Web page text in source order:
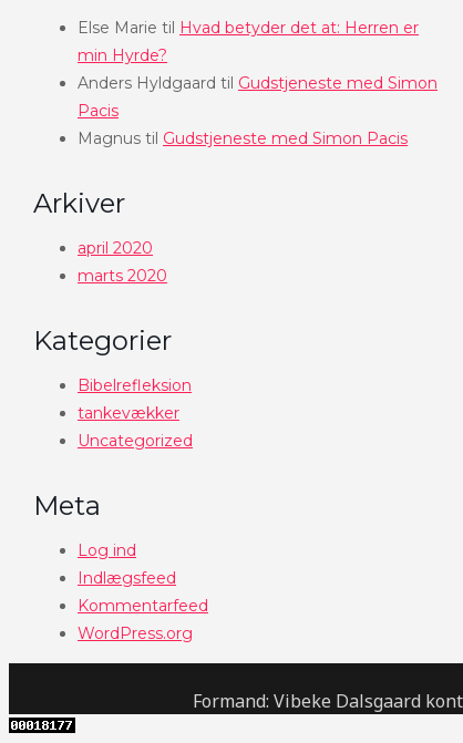
Else Marie til Hvad betyder det at: Herren er
min Hyrde?
Anders Hyldgaard til Gudstjeneste med Simon
Pacis
Magnus til Gudstjeneste med Simon Pacis
Arkiver
april 2020
marts 2020
Kategorier
Bibelrefleksion
tankevækker
Uncategorized
Meta
Log ind
Indlægsfeed
Kommentarfeed
WordPress.org
Formand: Vibeke Dalsgaard